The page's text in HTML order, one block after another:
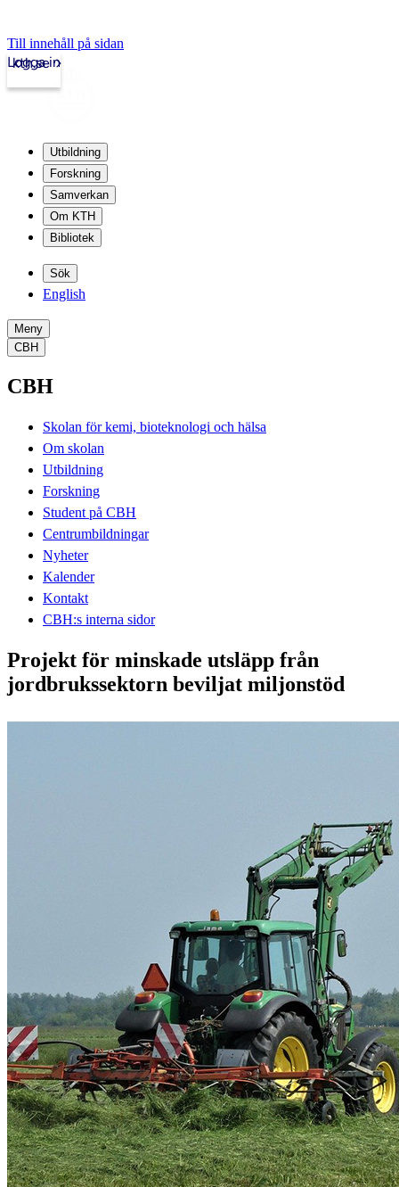
Till innehåll på sidan
kth.se
Logga in
Utbildning
Forskning
Samverkan
Om KTH
Bibliotek
Sök
English
Meny
CBH
CBH
Skolan för kemi, bioteknologi och hälsa
Om skolan
Utbildning
Forskning
Student på CBH
Centrumbildningar
Nyheter
Kalender
Kontakt
CBH:s interna sidor
Projekt för minskade utsläpp från
jordbrukssektorn beviljat miljonstöd